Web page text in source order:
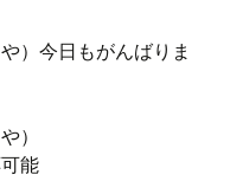
）今日もがんばりま
）
能